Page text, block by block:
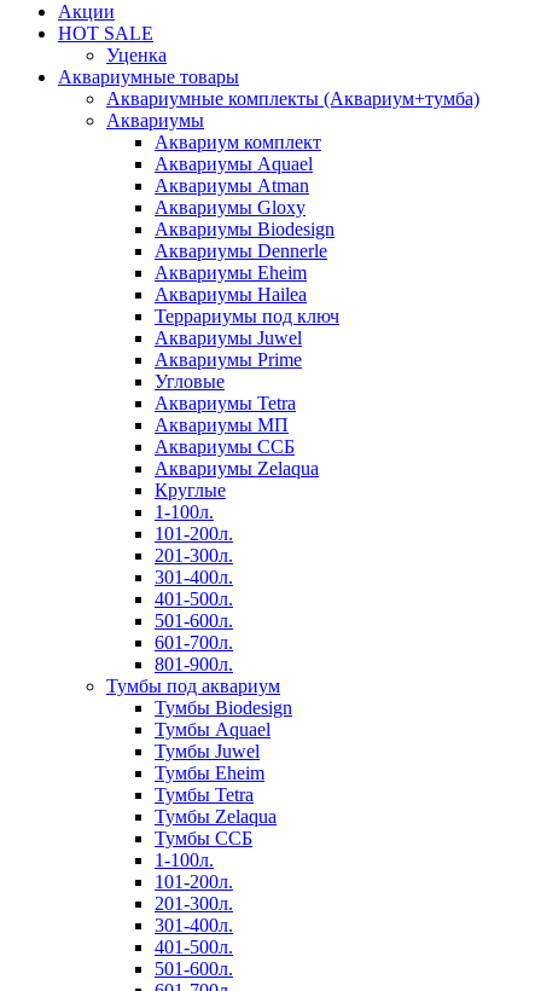
Акции
HOT SALE
Уценка
Аквариумные товары
Аквариумные комплекты (Аквариум+тумба)
Аквариумы
Аквариум комплект
Аквариумы Aquael
Аквариумы Atman
Аквариумы Gloxy
Аквариумы Biodesign
Аквариумы Dennerle
Аквариумы Eheim
Аквариумы Hailea
Террариумы под ключ
Аквариумы Juwel
Аквариумы Prime
Угловые
Аквариумы Tetra
Аквариумы МП
Аквариумы ССБ
Аквариумы Zelaqua
Круглые
1-100л.
101-200л.
201-300л.
301-400л.
401-500л.
501-600л.
601-700л.
801-900л.
Тумбы под аквариум
Тумбы Biodesign
Тумбы Aquael
Тумбы Juwel
Тумбы Eheim
Тумбы Tetra
Тумбы Zelaqua
Тумбы ССБ
1-100л.
101-200л.
201-300л.
301-400л.
401-500л.
501-600л.